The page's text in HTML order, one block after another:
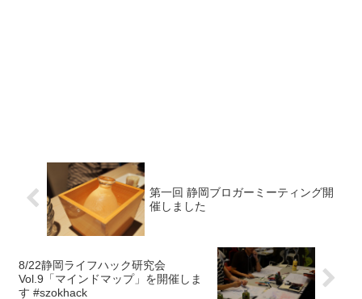
第一回 静岡ブロガーミーティング開
催しました
8/22静岡ライフハック研究会
Vol.9「マインドマップ」を開催しま
す #szokhack